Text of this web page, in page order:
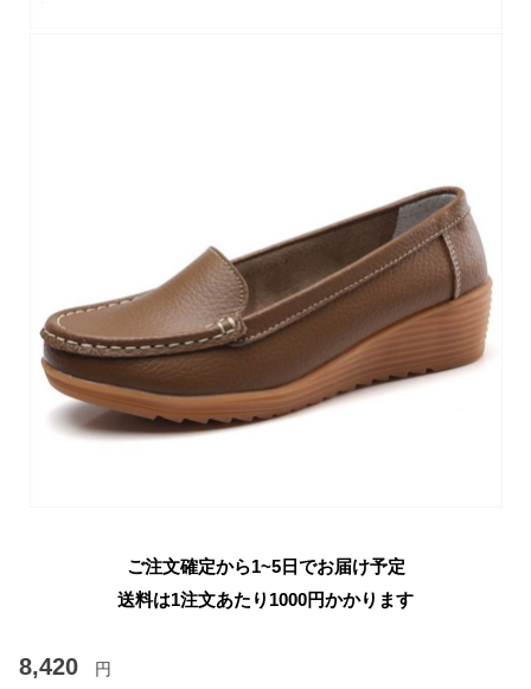
ご注文確定から1~5日でお届け予定
送料は1注文あたり 1000円かかります
8,420 円